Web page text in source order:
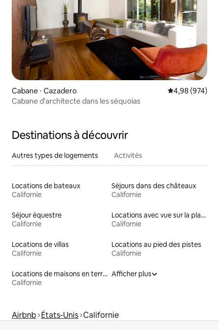
Cabane ⋅ Cazadero Évaluation
4,98 (974)
Cabane d'architecte dans les séquoias
Destinations à découvrir
Autres types de logements Activités
Locations de bateaux
Californie
Séjours dans des châteaux
Californie
Séjour équestre
Californie
Locations avec vue sur la plage
Californie
Locations de villas
Californie
Locations au pied des pistes
Californie
Locations de maisons en terre
Californie
Afficher plus
Airbnb États-Unis Californie